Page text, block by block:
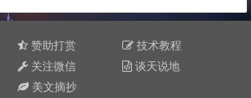
赞助打赏
技术教程
关注微信
谈天说地
美文摘抄